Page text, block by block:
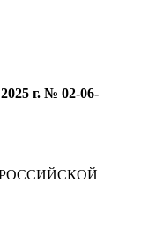
г. № 02-06-